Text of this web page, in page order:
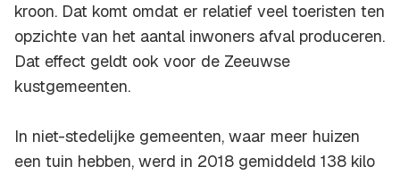
kroon. Dat komt omdat er relatief veel toeristen ten
opzichte van het aantal inwoners afval produceren.
Dat effect geldt ook voor de Zeeuwse
kustgemeenten.
In niet-stedelijke gemeenten, waar meer huizen
een tuin hebben, werd in 2018 gemiddeld 138 kilo